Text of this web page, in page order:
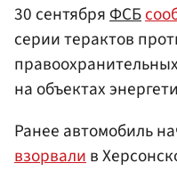
30 сентябряФСБ
серии терактов
на объектах
Ранее автомобиль
взорвалив